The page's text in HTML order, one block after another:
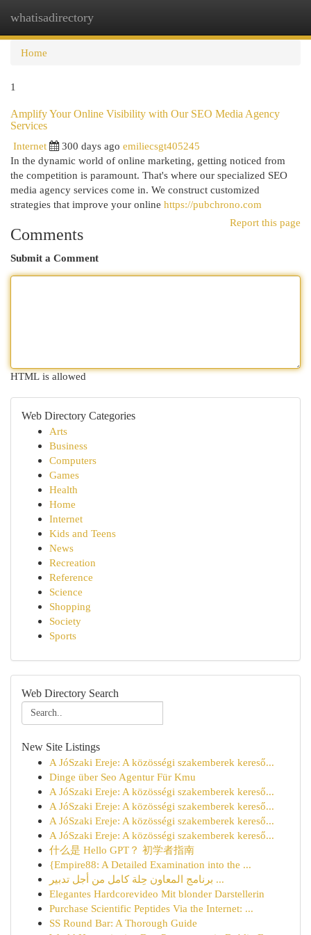
whatisadirectory
Home
1
Amplify Your Online Visibility with Our SEO Media Agency
Services
Internet
300 days ago emiliecsgt405245
In the dynamic world of online marketing, getting noticed from
the competition is paramount. That's where our specialized SEO
media agency services come in. We construct customized
strategies that improve your online https://pubchrono.com
Report this page
Comments
Submit a Comment
HTML is allowed
Web Directory Categories
Arts
Business
Computers
Games
Health
Home
Internet
Kids and Teens
News
Recreation
Reference
Science
Shopping
Society
Sports
Web Directory Search
New Site Listings
A JóSzaki Ereje: A közösségi szakemberek kereső...
Dinge über Seo Agentur Für Kmu
A JóSzaki Ereje: A közösségi szakemberek kereső...
A JóSzaki Ereje: A közösségi szakemberek kereső...
A JóSzaki Ereje: A közösségi szakemberek kereső...
A JóSzaki Ereje: A közösségi szakemberek kereső...
什么是 Hello GPT？ 初学者指南
{Empire88: A Detailed Examination into the ...
برنامج المعاون حِلة كامل من أجل تدبير ...
Elegantes Hardcorevideo Mit blonder Darstellerin
Purchase Scientific Peptides Via the Internet: ...
SS Round Bar: A Thorough Guide